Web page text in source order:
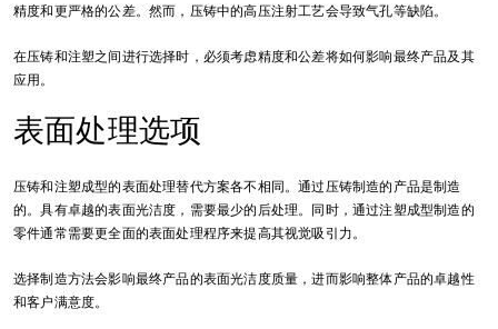
精度和更严格的公差。然而，压铸中的高压注射工艺会导致气孔等缺陷。
在压铸和注塑之间进行选择时，必须考虑精度和公差将如何影响最终产品及其
应用。
表面处理选项
压铸和注塑成型的表面处理替代方案各不相同。通过压铸制造的产品是制造
的。具有卓越的表面光洁度，需要最少的后处理。同时，通过注塑成型制造的
零件通常需要更全面的表面处理程序来提高其视觉吸引力。
选择制造方法会影响最终产品的表面光洁度质量，进而影响整体产品的卓越性
和客户满意度。